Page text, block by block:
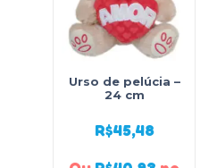
Urso de pelúcia –
24 cm
R$45,48